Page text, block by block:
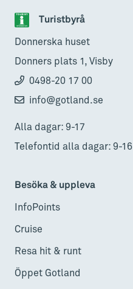
Turistbyrå
Donnerska huset
Donners plats 1, Visby
0498-20 17 00
info@gotland.se
Alla dagar: 9-17
Telefontid alla dagar: 9-16
Besöka & uppleva
InfoPoints
Cruise
Resa hit & runt
Öppet Gotland